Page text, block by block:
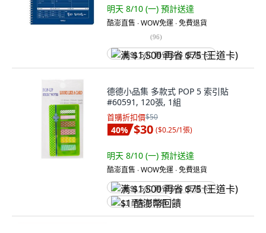
明天 8/10 (一) 預計送達
酷澎直售 ∙ WOW免運 ∙ 免費退貨
(96)
满 $1,500 再省 $75 (王道卡)
德德小品集 多款式 POP 5 索引貼
#60591, 120張, 1組
首購折扣價$50
40% $30 ($0.25/1張)
明天 8/10 (一) 預計送達
酷澎直售 ∙ WOW免運 ∙ 免費退貨
满 $1,500 再省 $75 (王道卡)
$1 酷澎幣回饋